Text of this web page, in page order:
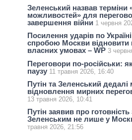
Зеленський назвав терміни
можливостей» для
завершення війни 1 червня
Посилення ударів по
спробою Москви відновити
власних умовах – WP 3
Переговори по-російськи:
паузу 11 травня 2026, 16:40
Путін та Зеленський
відновлення мирних
13 травня 2026, 10:41
Путін заявив про готовність
Зеленським не лише у
травня 2026, 21:56